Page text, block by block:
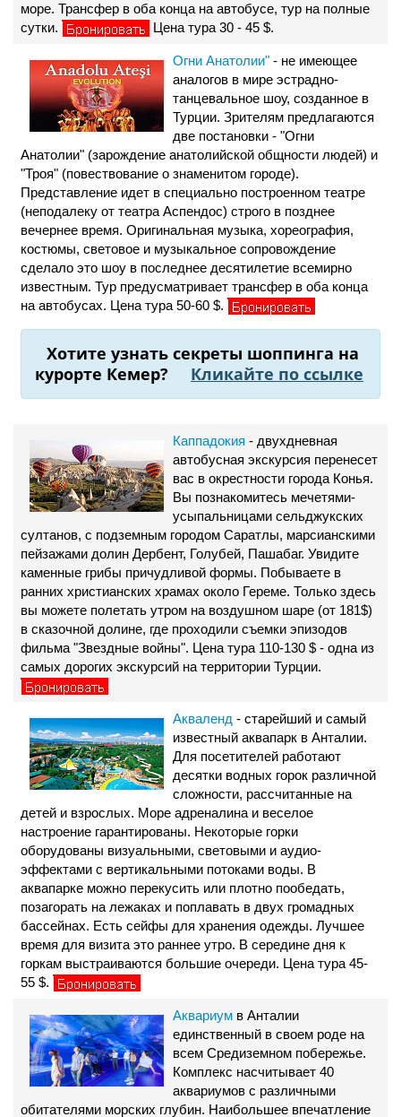
море. Трансфер в оба конца на автобусе, тур на полные
сутки.
Цена тура 30 - 45 $.
Огни Анатолии" - не имеющее
аналогов в мире эстрадно-
танцевальное шоу, созданное в
Турции. Зрителям предлагаются
две постановки - "Огни
Анатолии" (зарождение анатолийской общности людей) и
"Троя" (повествование о знаменитом городе).
Представление идет в специально построенном театре
(неподалеку от театра Аспендос) строго в позднее
вечернее время. Оригинальная музыка, хореография,
костюмы, световое и музыкальное сопровождение
сделало это шоу в последнее десятилетие всемирно
известным. Тур предусматривает трансфер в оба конца
на автобусах. Цена тура 50-60 $.
Хотите узнать секреты шоппинга на
курорте Кемер?
Кликайте по ссылке
Каппадокия - двухдневная
автобусная экскурсия перенесет
вас в окрестности города Конья.
Вы познакомитесь мечетями-
усыпальницами сельджукских
султанов, с подземным городом Саратлы, марсианскими
пейзажами долин Дербент, Голубей, Пашабаг. Увидите
каменные грибы причудливой формы. Побываете в
ранних христианских храмах около Гереме. Только здесь
вы можете полетать утром на воздушном шаре (от 181$)
в сказочной долине, где проходили съемки эпизодов
фильма "Звездные войны". Цена тура 110-130 $ - одна из
самых дорогих экскурсий на территории Турции.
Акваленд - старейший и самый
известный аквапарк в Анталии.
Для посетителей работают
десятки водных горок различной
сложности, рассчитанные на
детей и взрослых. Море адреналина и веселое
настроение гарантированы. Некоторые горки
оборудованы визуальными, световыми и аудио-
эффектами с вертикальными потоками воды. В
аквапарке можно перекусить или плотно пообедать,
позагорать на лежаках и поплавать в двух громадных
бассейнах. Есть сейфы для хранения одежды. Лучшее
время для визита это раннее утро. В середине дня к
горкам выстраиваются большие очереди. Цена тура 45-
55 $.
Аквариум в Анталии
единственный в своем роде на
всем Средиземном побережье.
Комплекс насчитывает 40
аквариумов с различными
обитателями морских глубин. Наибольшее впечатление